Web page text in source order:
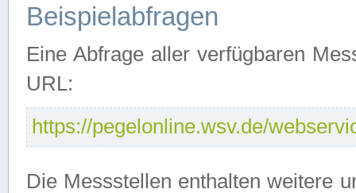
Beispielabfragen
Eine Abfrage aller verfügbaren
URL:
https://pegelonline.wsv.de/
Die Messstellen enthalten weitere